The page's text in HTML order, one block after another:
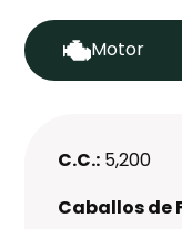
Motor
C.C.: 5,200
Caballos de